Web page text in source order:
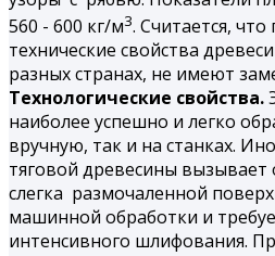
560 - 600 кг/м3. Считается,
технические свойства
разных странах, не имеют
Технологические свойства.
наиболее успешно и легко
вручную, так и на станках.
тяговой древесины
слегка размочаленной
машинной обработки и
интенсивного шлифования.